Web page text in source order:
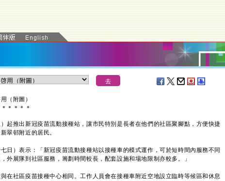
（附圖）
＊ ＊ ＊ ＊ ＊
推出新冠疫苗流動接種站，讓市民特別是長者在他們的社區聚腳點，方便快捷
翠邨附近的居民。
）表示：「新冠疫苗流動接種站以接種車的模式運作，可於短時間內服務不同
外展隊到社區服務，籌劃時間較長，配套設施和場地限制亦較多。」
社區疫苗接種中心相同。工作人員會在接種車附近空地設立臨時等候區和休息